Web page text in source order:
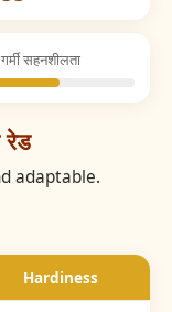
गर्मी सहनशीलता
adaptable.
Hardiness